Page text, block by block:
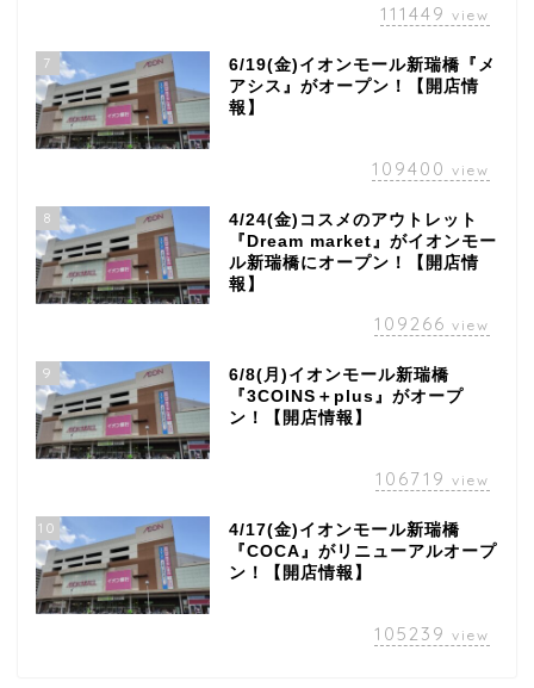
111449 view
7
6/19(金)イオンモール新瑞橋『メ
アシス』がオープン！【開店情
報】
109400 view
8
4/24(金)コスメのアウトレット
『Dream market』がイオンモー
ル新瑞橋にオープン！【開店情
報】
109266 view
9
6/8(月)イオンモール新瑞橋
『3COINS＋plus』がオープ
ン！【開店情報】
106719 view
10
4/17(金)イオンモール新瑞橋
『COCA』がリニューアルオープ
ン！【開店情報】
105239 view